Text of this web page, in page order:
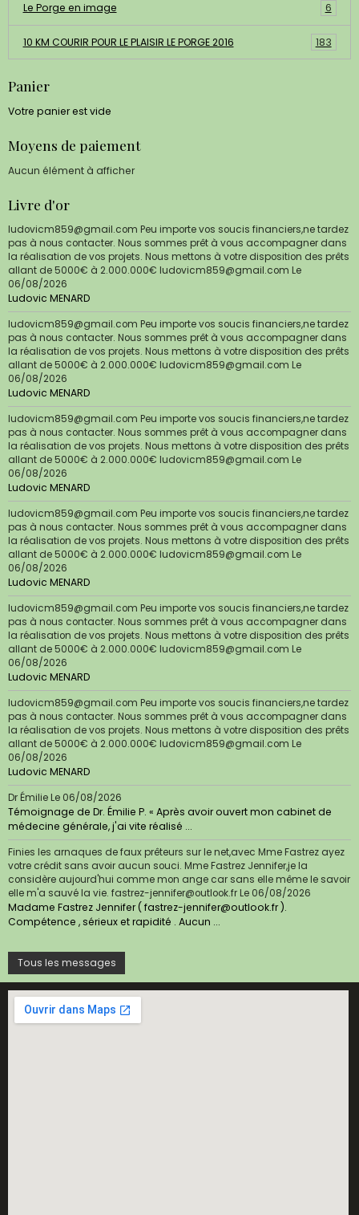
Le Porge en image 6
10 KM COURIR POUR LE PLAISIR LE PORGE 2016 183
Panier
Votre panier est vide
Moyens de paiement
Aucun élément à afficher
Livre d'or
ludovicm859@gmail.com Peu importe vos soucis financiers,ne tardez
pas à nous contacter. Nous sommes prêt à vous accompagner dans
la réalisation de vos projets. Nous mettons à votre disposition des prêts
allant de 5000€ à 2.000.000€ ludovicm859@gmail.com Le
06/08/2026
Ludovic MENARD
ludovicm859@gmail.com Peu importe vos soucis financiers,ne tardez
pas à nous contacter. Nous sommes prêt à vous accompagner dans
la réalisation de vos projets. Nous mettons à votre disposition des prêts
allant de 5000€ à 2.000.000€ ludovicm859@gmail.com Le
06/08/2026
Ludovic MENARD
ludovicm859@gmail.com Peu importe vos soucis financiers,ne tardez
pas à nous contacter. Nous sommes prêt à vous accompagner dans
la réalisation de vos projets. Nous mettons à votre disposition des prêts
allant de 5000€ à 2.000.000€ ludovicm859@gmail.com Le
06/08/2026
Ludovic MENARD
ludovicm859@gmail.com Peu importe vos soucis financiers,ne tardez
pas à nous contacter. Nous sommes prêt à vous accompagner dans
la réalisation de vos projets. Nous mettons à votre disposition des prêts
allant de 5000€ à 2.000.000€ ludovicm859@gmail.com Le
06/08/2026
Ludovic MENARD
ludovicm859@gmail.com Peu importe vos soucis financiers,ne tardez
pas à nous contacter. Nous sommes prêt à vous accompagner dans
la réalisation de vos projets. Nous mettons à votre disposition des prêts
allant de 5000€ à 2.000.000€ ludovicm859@gmail.com Le
06/08/2026
Ludovic MENARD
ludovicm859@gmail.com Peu importe vos soucis financiers,ne tardez
pas à nous contacter. Nous sommes prêt à vous accompagner dans
la réalisation de vos projets. Nous mettons à votre disposition des prêts
allant de 5000€ à 2.000.000€ ludovicm859@gmail.com Le
06/08/2026
Ludovic MENARD
Dr ÉmilieLe 06/08/2026
Témoignage de Dr. Émilie P. « Après avoir ouvert mon cabinet de
médecine générale, j'ai vite réalisé ...
Finies les arnaques de faux prêteurs sur le net,avec Mme Fastrez ayez
votre crédit sans avoir aucun souci. Mme Fastrez Jennifer,je la
considère aujourd'hui comme mon ange car sans elle même le savoir
elle m'a sauvé la vie. fastrez-jennifer@outlook.frLe 06/08/2026
Madame Fastrez Jennifer ( fastrez-jennifer@outlook.fr ).
Compétence , sérieux et rapidité . Aucun ...
Tous les messages